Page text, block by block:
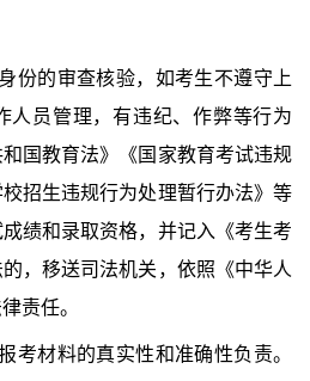
份的审查核验，如考生不遵守上
人员管理，有违纪、作弊等行为
国教育法》《国家教育考试违规
招生违规行为处理暂行办法》等
绩和录取资格，并记入《考生考
，移送司法机关，依照《中华人
责任。
考材料的真实性和准确性负责。